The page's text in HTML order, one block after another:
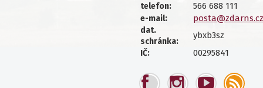
telefon: 566 688 111
e-mail: posta@zdarns.cz
dat.
schránka:
ybxb3sz
IČ: 00295841